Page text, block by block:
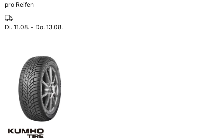
pro Reifen
Di. 11.08. - Do. 13.08.